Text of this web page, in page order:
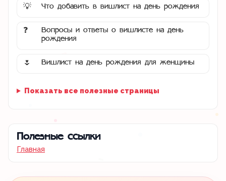
💡 Что добавить в вишлист на день рождения
❓
Вопросы и ответы о вишлисте на день
рождения
🌷 Вишлист на день рождения для женщины
Показать все полезные страницы
Полезные ссылки
Главная